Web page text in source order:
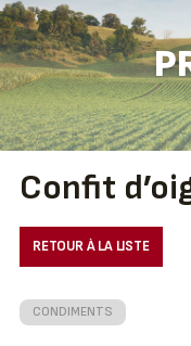
Confit
RETOUR À LA LISTE
CONDIMENTS